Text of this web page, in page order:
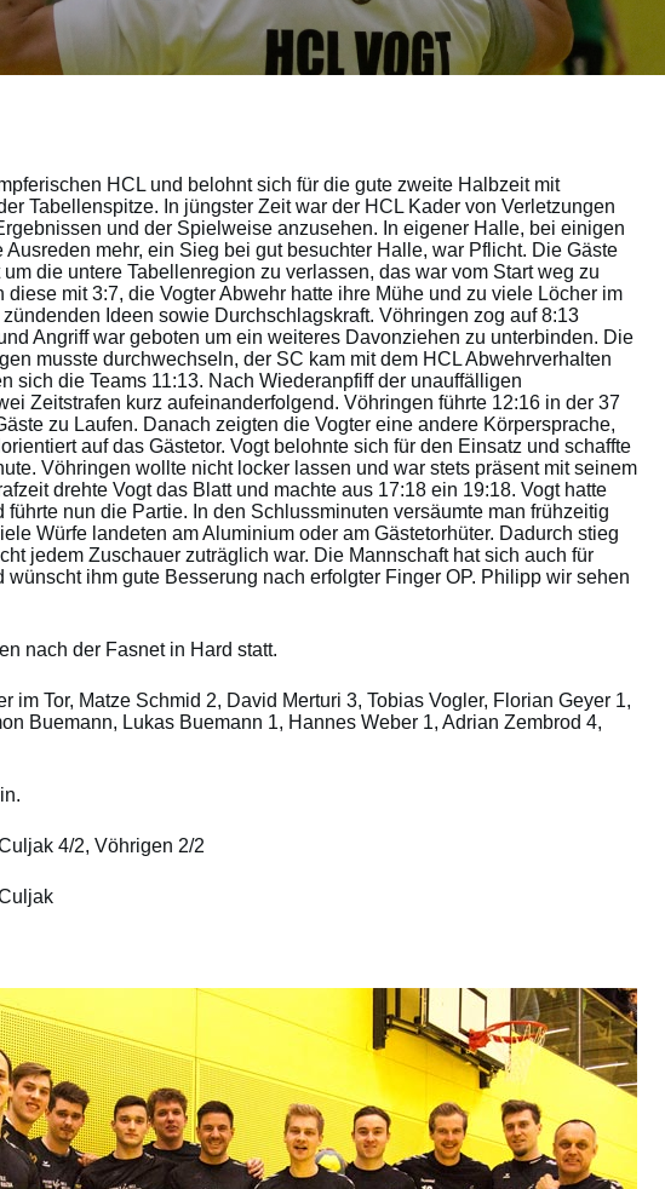
HCL und belohnt sich für die gute zweite Halbzeit mit
Tabellenspitze. In jüngster Zeit war der HCL Kader von Verletzungen
und der Spielweise anzusehen. In eigener Halle, bei einigen
mehr, ein Sieg bei gut besuchter Halle, war Pflicht. Die Gäste
die untere Tabellenregion zu verlassen, das war vom Start weg zu
mit 3:7, die Vogter Abwehr hatte ihre Mühe und zu viele Löcher im
Ideen sowie Durchschlagskraft. Vöhringen zog auf 8:13
Angriff war geboten um ein weiteres Davonziehen zu unterbinden. Die
musste durchwechseln, der SC kam mit dem HCL Abwehrverhalten
sich die Teams 11:13. Nach Wiederanpfiff der unauffälligen
Zeitstrafen kurz aufeinanderfolgend. Vöhringen führte 12:16 in der 37
zu Laufen. Danach zeigten die Vogter eine andere Körpersprache,
auf das Gästetor. Vogt belohnte sich für den Einsatz und schaffte
Vöhringen wollte nicht locker lassen und war stets präsent mit seinem
drehte Vogt das Blatt und machte aus 17:18 ein 19:18. Vogt hatte
nun die Partie. In den Schlussminuten versäumte man frühzeitig
Würfe landeten am Aluminium oder am Gästetorhüter. Dadurch stieg
jedem Zuschauer zuträglich war. Die Mannschaft hat sich auch für
ihm gute Besserung nach erfolgter Finger OP. Philipp wir sehen
nach der Fasnet in Hard statt.
im Tor, Matze Schmid 2, David Merturi 3, Tobias Vogler, Florian Geyer 1,
Buemann, Lukas Buemann 1, Hannes Weber 1, Adrian Zembrod 4,
4/2, Vöhrigen 2/2